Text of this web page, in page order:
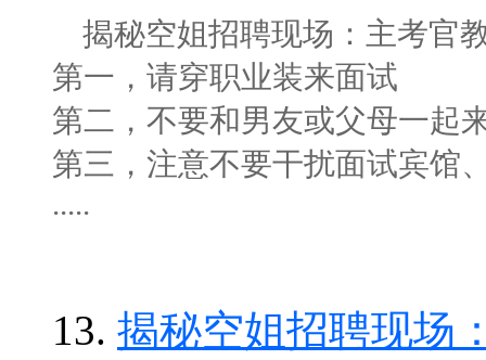
揭秘空姐招聘现场：主考官
第一，请穿职业装来面试
第二，不要和男友或父母一起
第三，注意不要干扰面试宾馆
.....
13. 揭秘空姐招聘现场